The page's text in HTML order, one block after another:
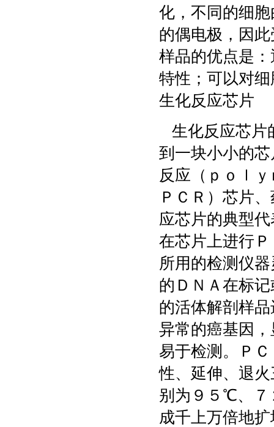
化，不同的细
的偶电极，因
样品的优点是
特性；可以对
生化反应芯片
生化反应芯片
到一块小小的
反应（ｐｏｌ
ＰＣＲ）芯片
应芯片的典型
在芯片上进行
所用的检测仪
的ＤＮＡ在标
的活体解剖样
异常的癌基因
易于检测。Ｐ
性、延伸、退
别为９５℃、７
成千上万倍地